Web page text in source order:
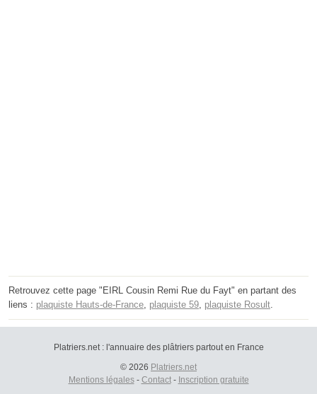
Retrouvez cette page "EIRL Cousin Remi Rue du Fayt" en partant des
liens : plaquiste Hauts-de-France plaquiste 59 plaquiste Rosult
Platriers.net : l'annuaire des plâtriers partout en France
© 2026 Platriers.net
Mentions légales- Contact- Inscription gratuite